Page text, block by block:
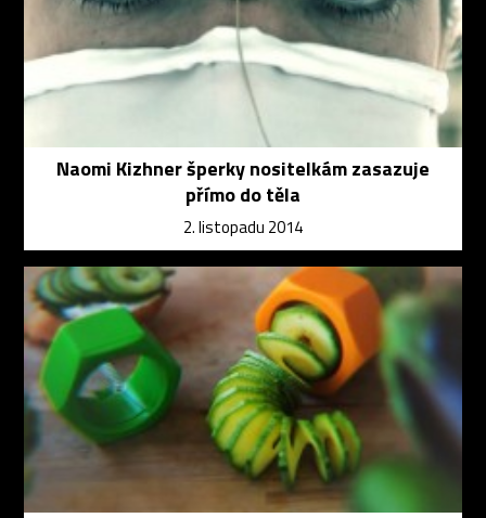
Naomi Kizhner šperky nositelkám zasazuje
přímo do těla
2. listopadu 2014